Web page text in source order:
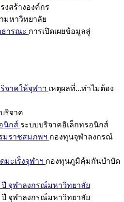
งสร้างองค์กร
มหาวิทยาลัย
ธารณะ การเปิดเผยข้อมูลสู่
จาคให้จุฬาฯ เหตุผลที่...ทำไมต้อง
ริจาค
นิกส์ ระบบบริจาคอิเล็กทรอนิกส์
มราชสมภพฯ กองทุนจุฬาลงกรณ์
ะเร็งจุฬาฯ กองทุนภูมิคุ้มกันบำบัด
ปี จุฬาลงกรณ์มหาวิทยาลัย
ปี จุฬาลงกรณ์มหาวิทยาลัย